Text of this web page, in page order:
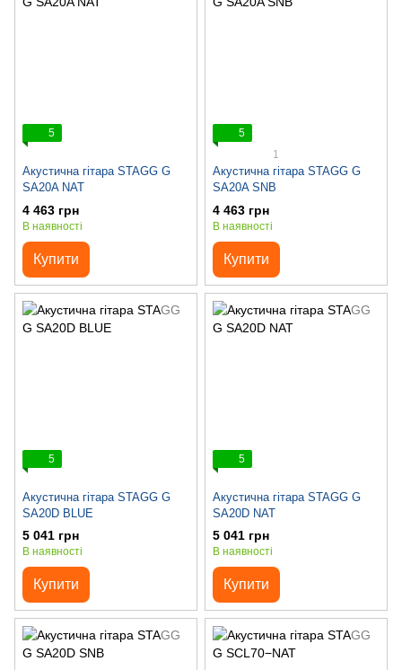
5
Акустична гітара STAGG G
SA20A NAT
4 463 грн
В наявності
Купити
5
1
Акустична гітара STAGG G
SA20A SNB
4 463 грн
В наявності
Купити
5
Акустична гітара STAGG G
SA20D BLUE
5 041 грн
В наявності
Купити
5
Акустична гітара STAGG G
SA20D NAT
5 041 грн
В наявності
Купити